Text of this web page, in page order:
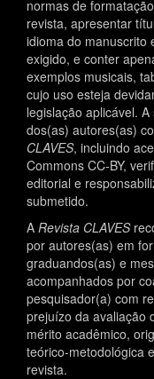
normas de
revista, apresentar
idioma do manuscrito
exigido, e conter
exemplos musicais,
cujo uso esteja
legislação aplicável.
dos(as) autores(as)
CLAVES, incluindo
Commons CC-BY,
editorial e
submetido.
A Revista CLAVES
por autores(as) em
graduandos(as) e
acompanhados por
pesquisador(a) com
prejuízo da avaliação
mérito acadêmico,
teórico-metodológica
revista.